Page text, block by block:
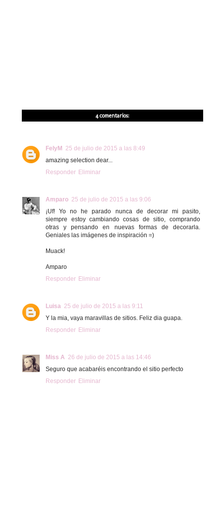
4 comentarios:
FelyM 25 de julio de 2015 a las 8:49
amazing selection dear...
Responder Eliminar
Amparo 25 de julio de 2015 a las 9:06
¡Uf! Yo no he parado nunca de decorar mi pasito,
siempre estoy cambiando cosas de sitio, comprando
otras y pensando en nuevas formas de decorarla.
Geniales las imágenes de inspiración =)
Muack!
Amparo
Responder Eliminar
Luisa 25 de julio de 2015 a las 9:11
Y la mia, vaya maravillas de sitios. Feliz dia guapa.
Responder Eliminar
Miss A 26 de julio de 2015 a las 14:46
Seguro que acabaréis encontrando el sitio perfecto
Responder Eliminar